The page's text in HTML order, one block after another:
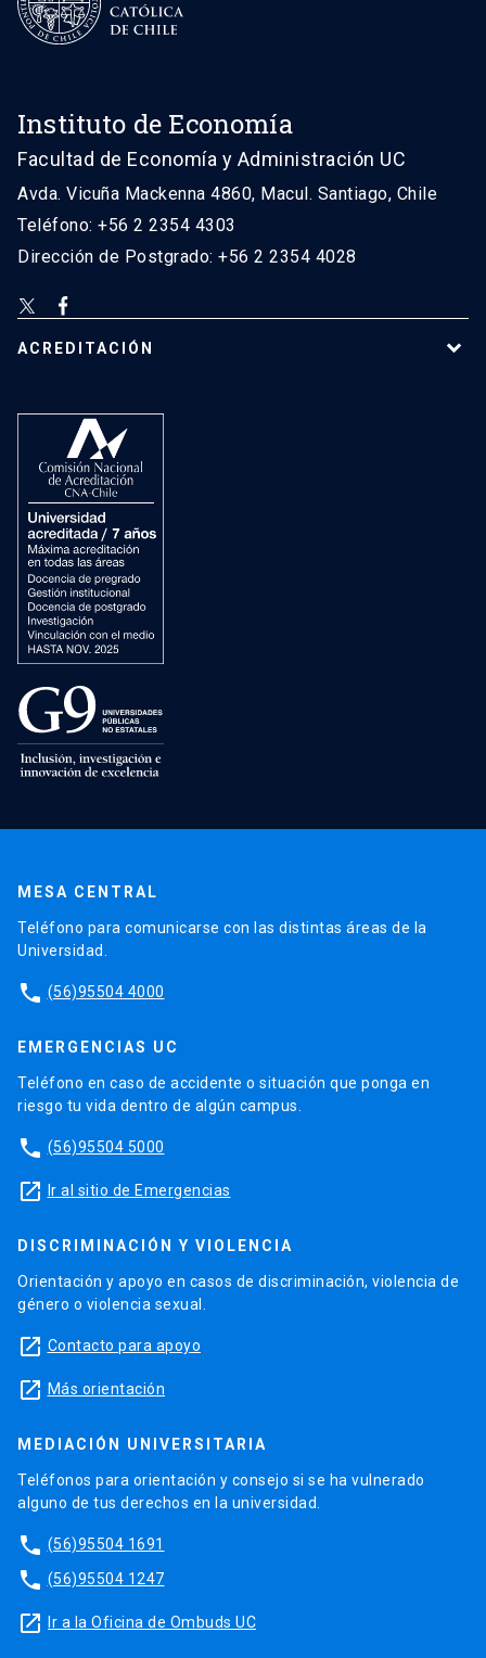
Instituto de Economía
Facultad de Economía y Administración UC
Avda. Vicuña Mackenna 4860, Macul. Santiago, Chile
Teléfono: +56 2 2354 4303
Dirección de Postgrado: +56 2 2354 4028
ACREDITACIÓN
MESA CENTRAL
Teléfono para comunicarse con las distintas áreas de la
Universidad.
phone (56)95504 4000
EMERGENCIAS UC
Teléfono en caso de accidente o situación que ponga en
riesgo tu vida dentro de algún campus.
phone (56)95504 5000
launch Ir al sitio de Emergencias
DISCRIMINACIÓN Y VIOLENCIA
Orientación y apoyo en casos de discriminación, violencia de
género o violencia sexual.
launch Contacto para apoyo
launch Más orientación
MEDIACIÓN UNIVERSITARIA
Teléfonos para orientación y consejo si se ha vulnerado
alguno de tus derechos en la universidad.
phone (56)95504 1691
phone (56)95504 1247
launch Ir a la Oficina de Ombuds UC